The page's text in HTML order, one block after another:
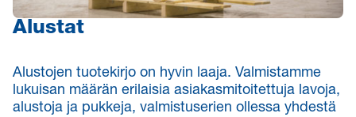
Alustat
Alustojen tuotekirjo on hyvin laaja. Valmistamme
lukuisan määrän erilaisia asiakasmitoitettuja lavoja,
alustoja ja pukkeja, valmistuserien ollessa yhdestä